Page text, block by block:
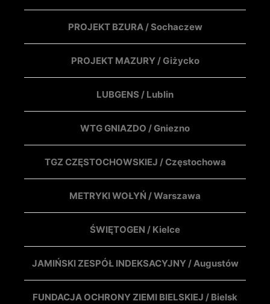
PROJEKT BZURA / Sochaczew
PROJEKT MAZURY / Giżycko
LUBGENS / Lublin
WTG GNIAZDO / Gniezno
TGZ CZĘSTOCHOWSKIEJ / Częstochowa
METRYKI WOŁYŃ / Warszawa
ŚWIĘTOGEN / Kielce
JAMIŃSKI ZESPÓŁ INDEKSACYJNY / Augustów
FUNDACJA OCHRONY ZIEMI BIELSKIEJ / Bielsk